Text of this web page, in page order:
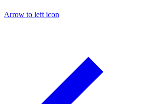
Arrow to left icon